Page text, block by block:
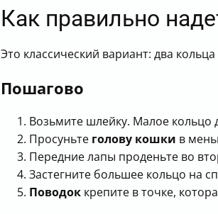
Как правильно
Это классический вариант: два кольца
Пошагово
Возьмите шлейку. Малое кольцо
Просуньте голову кошки в
Передние лапы проденьте во
Застегните большее кольцо на
Поводок крепите в точке,